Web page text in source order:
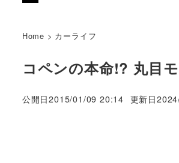
Home > カーライフ
コペンの本命!? 丸目
公開日2015/01/09 20:14 更新日